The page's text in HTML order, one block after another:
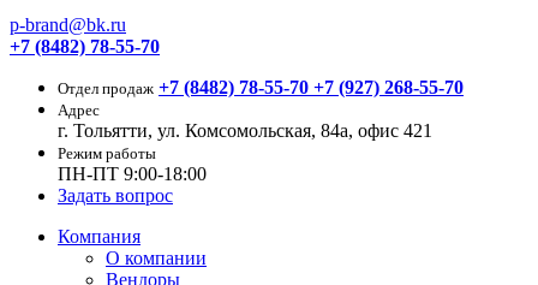
p-brand@bk.ru
+7 (8482) 78-55-70
Отдел продаж +7 (8482) 78-55-70 +7 (927) 268-55-70
Адрес
г. Тольятти, ул. Комсомольская, 84а, офис 421
Режим работы
ПН-ПТ 9:00-18:00
Задать вопрос
Компания
О компании
Вендоры